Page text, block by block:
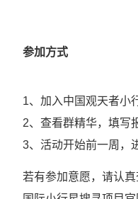
参加方式
1、加入中国观天者小
2、查看群精华，填写
3、活动开始前一周，
若有参加意愿，请认真